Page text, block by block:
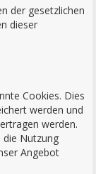
der gesetzlichen
dieser
Cookies. Dies
werden und
werden.
die Nutzung
Angebot